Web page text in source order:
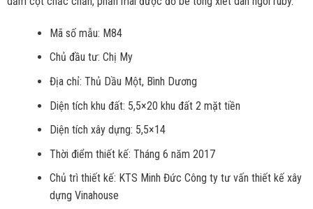
Mã số mẫu: M84
Chủ đầu tư: Chị My
Địa chỉ: Thủ Dầu Một, Bình Dương
Diện tích khu đất: 5,5×20 khu đất 2 mặt tiền
Diện tích xây dựng: 5,5×14
Thời điểm thiết kế: Tháng 6 năm 2017
Chủ trì thiết kế: KTS Minh Đức Công ty tư vấn thiết kế xây
dựng Vinahouse